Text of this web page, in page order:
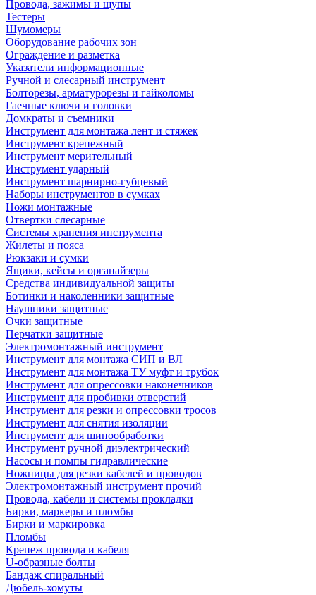
Провода, зажимы и щупы
Тестеры
Шумомеры
Оборудование рабочих зон
Ограждение и разметка
Указатели информационные
Ручной и слесарный инструмент
Болторезы, арматурорезы и гайколомы
Гаечные ключи и головки
Домкраты и съемники
Инструмент для монтажа лент и стяжек
Инструмент крепежный
Инструмент мерительный
Инструмент ударный
Инструмент шарнирно-губцевый
Наборы инструментов в сумках
Ножи монтажные
Отвертки слесарные
Системы хранения инструмента
Жилеты и пояса
Рюкзаки и сумки
Ящики, кейсы и органайзеры
Средства индивидуальной защиты
Ботинки и наколенники защитные
Наушники защитные
Очки защитные
Перчатки защитные
Электромонтажный инструмент
Инструмент для монтажа СИП и ВЛ
Инструмент для монтажа ТУ муфт и трубок
Инструмент для опрессовки наконечников
Инструмент для пробивки отверстий
Инструмент для резки и опрессовки тросов
Инструмент для снятия изоляции
Инструмент для шинообработки
Инструмент ручной диэлектрический
Насосы и помпы гидравлические
Ножницы для резки кабелей и проводов
Электромонтажный инструмент прочий
Провода, кабели и системы прокладки
Бирки, маркеры и пломбы
Бирки и маркировка
Пломбы
Крепеж провода и кабеля
U-образные болты
Бандаж спиральный
Дюбель-хомуты